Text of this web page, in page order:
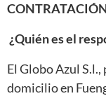
¿Quién es el
El Globo Azul
domicilio en